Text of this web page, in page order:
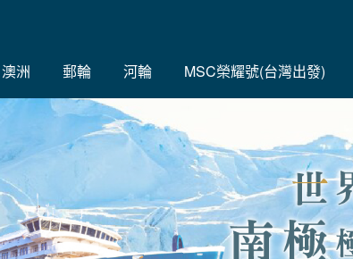
澳洲 郵輪 河輪 MSC榮耀號(台灣出發)